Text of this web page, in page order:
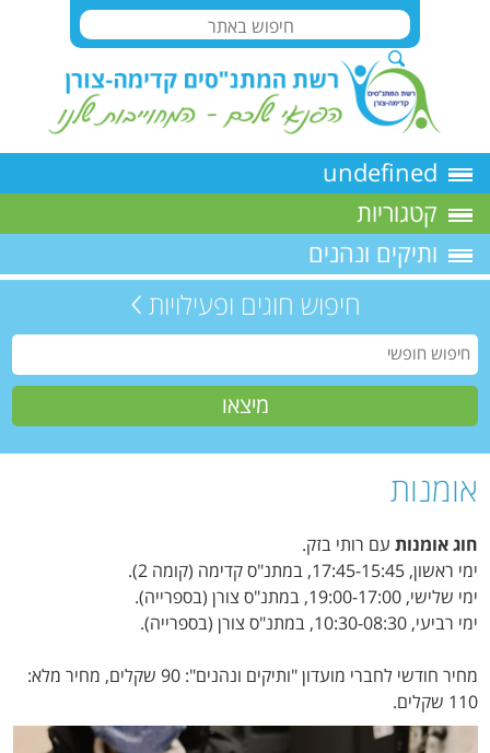
undefined
קטגוריות
ותיקים ונהנים
חיפוש חוגים ופעילויות
אומנות
חוג אומנות עם רותי בזק.
ימי ראשון, 17:45-15:45, במתנ"ס קדימה (קומה 2).
ימי שלישי, 19:00-17:00, במתנ"ס צורן (בספרייה).
ימי רביעי, 10:30-08:30, במתנ"ס צורן (בספרייה).
מחיר חודשי לחברי מועדון "ותיקים ונהנים": 90 שקלים, מחיר מלא:
110 שקלים.